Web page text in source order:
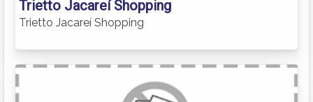
Trietto Jacareí Shopping
Trietto Jacareí Shopping